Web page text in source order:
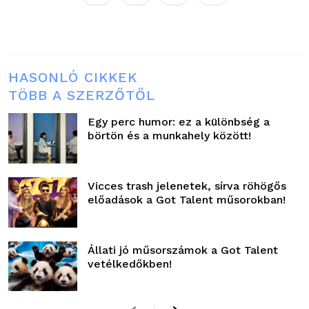
HASONLÓ CIKKEK
TÖBB A SZERZŐTŐL
Egy perc humor: ez a különbség a
börtön és a munkahely között!
Vicces trash jelenetek, sírva röhögős
előadások a Got Talent műsorokban!
Állati jó műsorszámok a Got Talent
vetélkedőkben!